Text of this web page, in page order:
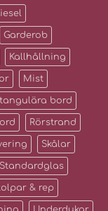
Garderob
Kallhållning
Mist
bord
Rörstrand
Skålar
Standardglas
& rep